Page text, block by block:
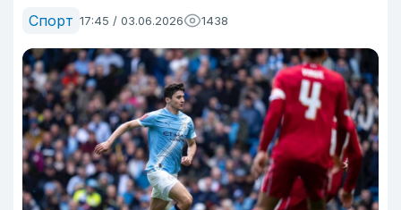
Спорт 17:45 / 03.06.2026 1438